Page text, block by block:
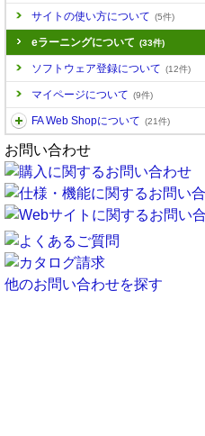
サイトの使い方について (5件)
eラーニングについて (33件)
ソフトウェア登録について (12件)
マイページについて (9件)
FA Web Shopについて (21件)
お問い合わせ
他のお問い合わせを探す